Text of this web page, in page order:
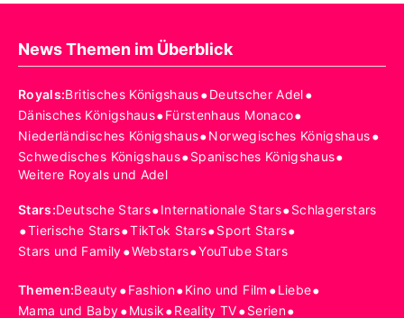
News Themen im Überblick
Royals:Britisches Königshaus•Deutscher Adel•
Dänisches Königshaus•Fürstenhaus Monaco•
Niederländisches Königshaus•Norwegisches Königshaus•
Schwedisches Königshaus•Spanisches Königshaus•
Weitere Royals und Adel
Stars:Deutsche Stars•Internationale Stars•Schlagerstars
•Tierische Stars•TikTok Stars•Sport Stars•
Stars und Family•Webstars•YouTube Stars
Themen:Beauty•Fashion•Kino und Film •Liebe•
Mama und Baby•Musik•Reality TV•Serien•